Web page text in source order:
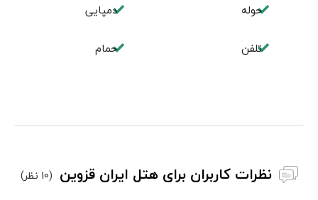
حوله دمپایی
تلفن حمام
نظرات کاربران برای هتل ایران قزوین (10 نظر)